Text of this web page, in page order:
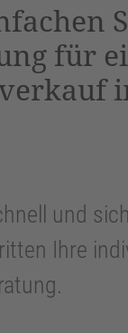
Platform&
für
und
Ihre